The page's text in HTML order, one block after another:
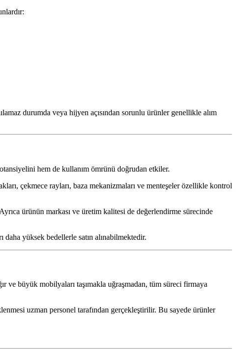
durumda veya hijyen açısından sorunlu ürünler genellikle alım
hem de kullanım ömrünü doğrudan etkiler.
çekmece rayları, baza mekanizmaları ve menteşeler özellikle kontrol
ürünün markası ve üretim kalitesi de değerlendirme sürecinde
daha yüksek bedellerle satın alınabilmektedir.
ve büyük mobilyaları taşımakla uğraşmadan, tüm süreci firmaya
uzman personel tarafından gerçekleştirilir. Bu sayede ürünler